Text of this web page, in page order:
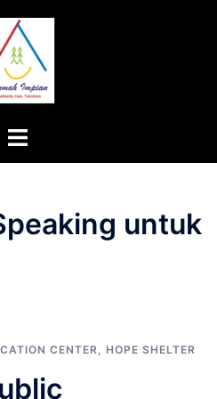
Menu
untuk
CENTER, HOPE SHELTER